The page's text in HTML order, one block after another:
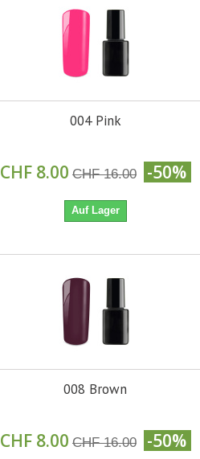
004 Pink
CHF 8.00 CHF 16.00 -50%
Auf Lager
008 Brown
CHF 8.00 CHF 16.00 -50%